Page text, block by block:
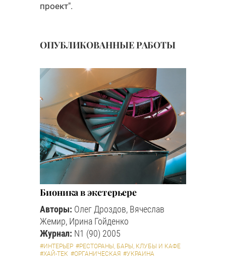
проект".
ОПУБЛИКОВАННЫЕ РАБОТЫ
Бионика в экстерьере
Авторы: Олег Дроздов, Вячеслав
Жемир, Ирина Гойденко
Журнал: N1 (90) 2005
#ИНТЕРЬЕР #РЕСТОРАНЫ, БАРЫ, КЛУБЫ И КАФЕ
#ХАЙ-ТЕК #ОРГАНИЧЕСКАЯ #УКРАИНА